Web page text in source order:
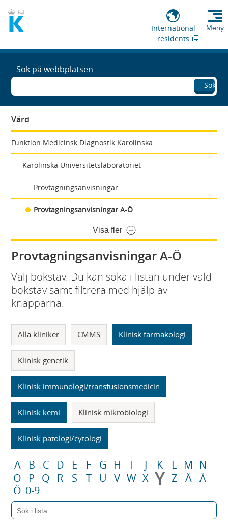
International
residents
Meny
Sök på webbplatsen
Sök
Vård
Funktion Medicinsk Diagnostik Karolinska
Karolinska Universitetslaboratoriet
Provtagningsanvisningar
Provtagningsanvisningar A-Ö
Visa fler
Provtagningsanvisningar A-Ö
Välj bokstav. Du kan söka i listan under vald
bokstav samt filtrera med hjälp av
knapparna.
Alla kliniker CMMS Klinisk farmakologi
Klinisk genetik
Klinisk immunologi/transfusionsmedicin
Klinisk kemi Klinisk mikrobiologi
Klinisk patologi/cytologi
A B C D E F G H I J K L M N
O
P Q R S T U V W X Y Z Å Ä
Ö 0-9